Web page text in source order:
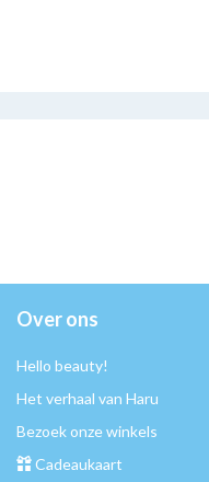
Over ons
Hello beauty!
Het verhaal van Haru
Bezoek onze winkels
Cadeaukaart